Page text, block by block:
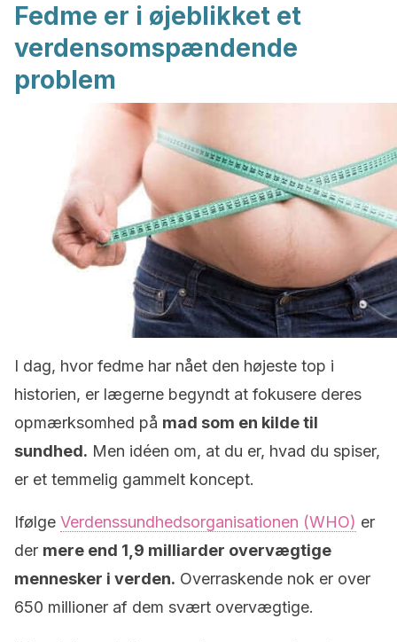
Fedme er i øjeblikket et
verdensomspændende
problem
I dag, hvor fedme har nået den højeste top i
historien, er lægerne begyndt at fokusere deres
opmærksomhed på mad som en kilde til
sundhed. Men idéen om, at du er, hvad du spiser,
er et temmelig gammelt koncept.
Ifølge Verdenssundhedsorganisationen (WHO) er
der mere end 1,9 milliarder overvægtige
mennesker i verden. Overraskende nok er over
650 millioner af dem svært overvægtige.